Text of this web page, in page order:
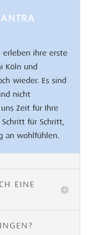
erleben ihre erste
Köln und
wieder. Es sind
nicht
Zeit für Ihre
für Schritt,
an wohlfühlen.
EINE